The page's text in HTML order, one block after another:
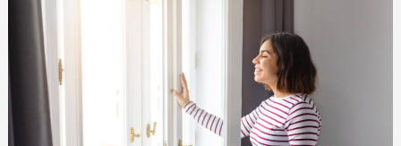
de
White
Spirit
dans
maison